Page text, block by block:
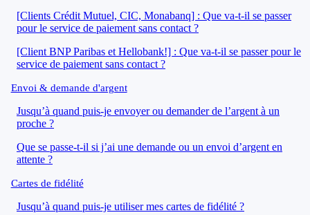
[Clients Crédit Mutuel, CIC, Monabanq] : Que va-t-il se passer
pour le service de paiement sans contact ?
[Client BNP Paribas et Hellobank!] : Que va-t-il se passer pour le
service de paiement sans contact ?
Envoi & demande d'argent
Jusqu’à quand puis-je envoyer ou demander de l’argent à un
proche ?
Que se passe-t-il si j’ai une demande ou un envoi d’argent en
attente ?
Cartes de fidélité
Jusqu’à quand puis-je utiliser mes cartes de fidélité ?